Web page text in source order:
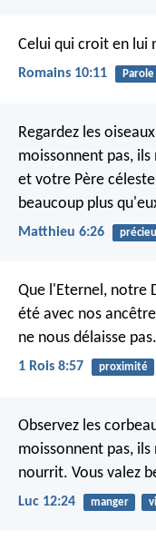
Celui qui croit en lui
Romains 10:11
Regardez les
moissonnent pas,
et votre Père
beaucoup plus
Matthieu 6:26
Que l'Eternel, notre
été avec nos
ne nous délaisse pas.
1 Rois 8:57 proximité
Observez les
moissonnent pas,
nourrit. Vous valez
Luc 12:24 manger